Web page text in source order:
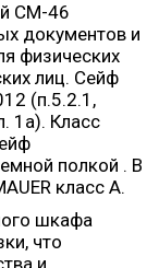
СМ-46
документов и
физических
лиц. Сейф
(п.5.2.1,
1а). Класс
полкой . В
класс А.
шкафа
что
и